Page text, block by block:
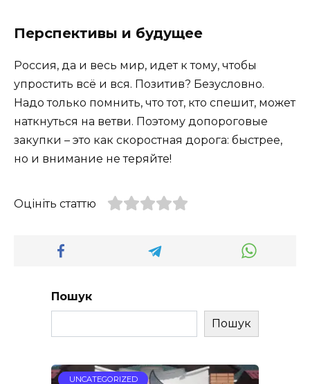
Перспективы и будущее
Россия, да и весь мир, идет к тому, чтобы
упростить всё и вся. Позитив? Безусловно.
Надо только помнить, что тот, кто спешит, может
наткнуться на ветви. Поэтому допороговые
закупки – это как скоростная дорога: быстрее,
но и внимание не теряйте!
Оцініть статтю
Пошук
Пошук
UNCATEGORIZED